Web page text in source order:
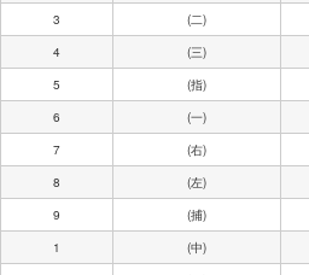
3
(二)
4
(三)
5
(指)
6
(一)
7
(右)
8
(左)
9
(捕)
1
(中)